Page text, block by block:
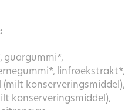
guargummi*,
linfrøekstrakt*,
konserveringsmiddel),
konserveringsmiddel),